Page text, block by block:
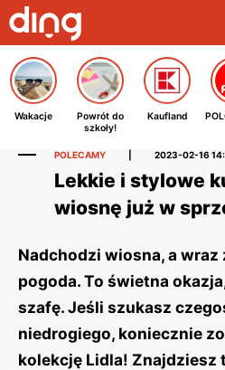
Wakacje
Powrót do
szkoły!
Kaufland
POLECAMY 2023-02-16
Lekkie i stylowe
wiosnę już w
Nadchodzi wiosna, a wraz
pogoda. To świetna
szafę. Jeśli szukasz
niedrogiego, koniecznie
kolekcję Lidla! Znajdziesz